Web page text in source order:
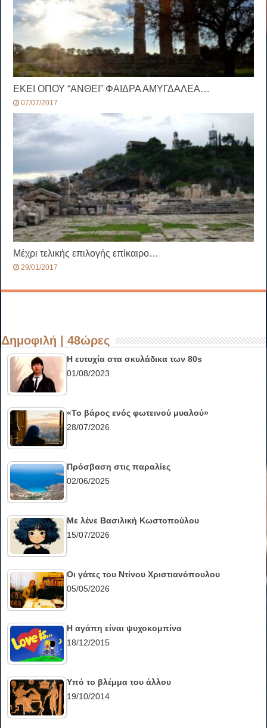
ΕΚΕΙ ΟΠΟΥ “ΑΝΘΕΙ” ΦΑΙΔΡΑ ΑΜΥΓΔΑΛΕΑ…
07/07/2017
Μέχρι τελικής επιλογής επίκαιρο…
29/01/2017
Δημοφιλή | 48ώρες
Η ευτυχία στα σκυλάδικα των 80s
01/08/2023
«Το βάρος ενός φωτεινού μυαλού»
28/07/2026
Πρόσβαση στις παραλίες
02/06/2025
Με λένε Βασιλική Κωστοπούλου
15/07/2026
Οι γάτες του Ντίνου Χριστιανόπουλου
05/05/2026
Η αγάπη είναι ψυχοκομπίνα
18/12/2015
Υπό το βλέμμα του άλλου
19/10/2014